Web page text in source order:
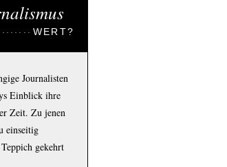
WERT?
Journalisten
Einblick ihre
Zeit. Zu jenen
einseitig
gekehrt